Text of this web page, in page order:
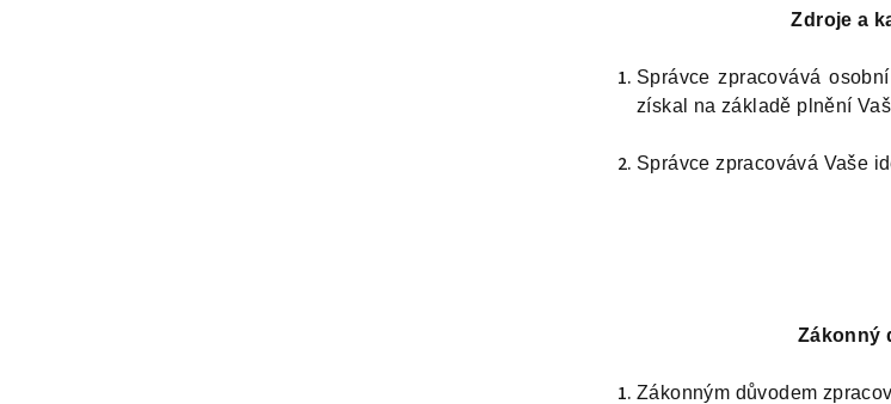
Zdroje a
Správce zpracovává
získal na základě plnění
Správce zpracovává Vaše
Zákonný
Zákonným důvodem